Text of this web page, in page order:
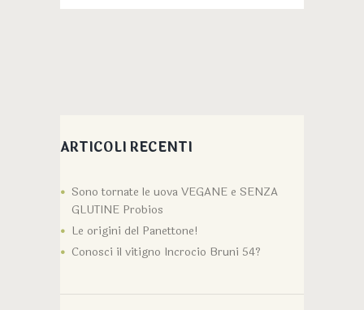
ARTICOLI RECENTI
Sono tornate le uova VEGANE e SENZA
GLUTINE Probios
Le origini del Panettone!
Conosci il vitigno Incrocio Bruni 54?